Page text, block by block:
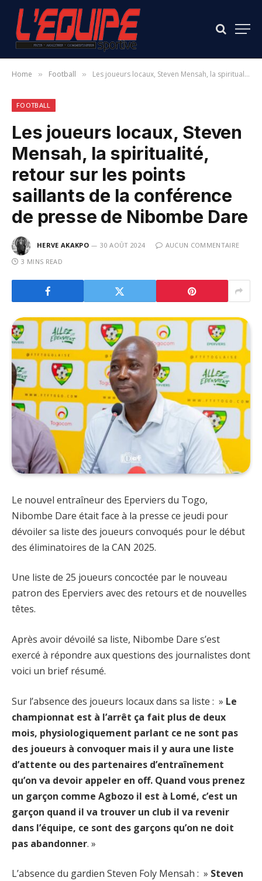
Home » Football » Les joueurs locaux, Steven Mensah, la spiritualité, retour sur les points saillants de la conférence de presse de Nibombe Dare
FOOTBALL
Les joueurs locaux, Steven
Mensah, la spiritualité,
retour sur les points
saillants de la conférence
de presse de Nibombe Dare
HERVE AKAKPO 30 AOÛT 2024
AUCUN COMMENTAIRE
3 MINS READ
Le nouvel entraîneur des Eperviers du Togo,
Nibombe Dare était face à la presse ce jeudi pour
dévoiler sa liste des joueurs convoqués pour le début
des éliminatoires de la CAN 2025.
Une liste de 25 joueurs concoctée par le nouveau
patron des Eperviers avec des retours et de nouvelles
têtes.
Après avoir dévoilé sa liste, Nibombe Dare s’est
exercé à répondre aux questions des journalistes dont
voici un brief résumé.
Sur l’absence des joueurs locaux dans sa liste : » Le
championnat est à l’arrêt ça fait plus de deux
mois, physiologiquement parlant ce ne sont pas
des joueurs à convoquer mais il y aura une liste
d’attente ou des partenaires d’entraînement
qu’on va devoir appeler en off. Quand vous prenez
un garçon comme Agbozo il est à Lomé, c’est un
garçon quand il va trouver un club il va revenir
dans l’équipe, ce sont des garçons qu’on ne doit
pas abandonner. »
L’absence du gardien Steven Foly Mensah : » Steven